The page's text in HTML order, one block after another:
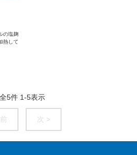
の塩麹
熱して
全5件 1-5表示
次 >